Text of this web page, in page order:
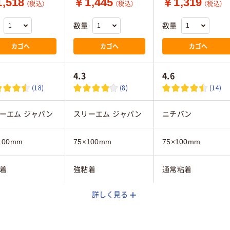
（税込）
カゴへ
（税込）
数量
カゴへ
（税込）
数量
カゴへ
(18)
4.3
(8)
4.6
(14)
エム ジャパン スリーエム ジャパン ニチバン
75×100mm 75×100mm
強粘着 通常粘着
ネオンカラー
詳しく見る